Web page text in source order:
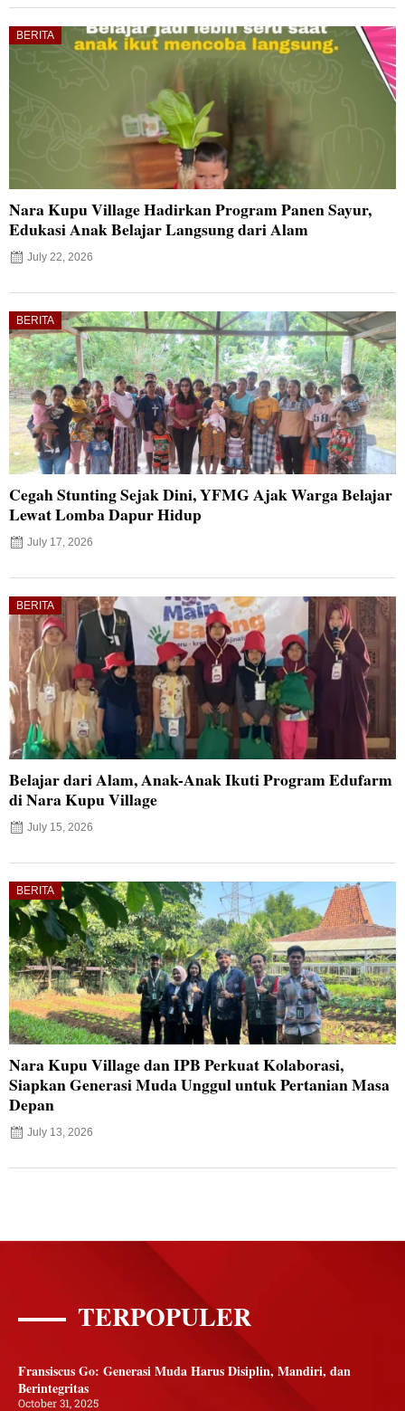
BERITA
Nara Kupu Village Hadirkan Program Panen Sayur,
Edukasi Anak Belajar Langsung dari Alam
July 22, 2026
BERITA
Cegah Stunting Sejak Dini, YFMG Ajak Warga Belajar
Lewat Lomba Dapur Hidup
July 17, 2026
BERITA
Belajar dari Alam, Anak-Anak Ikuti Program Edufarm
di Nara Kupu Village
July 15, 2026
BERITA
Nara Kupu Village dan IPB Perkuat Kolaborasi,
Siapkan Generasi Muda Unggul untuk Pertanian Masa
Depan
July 13, 2026
TERPOPULER
Fransiscus Go: Generasi Muda Harus Disiplin, Mandiri, dan
Berintegritas
October 31, 2025